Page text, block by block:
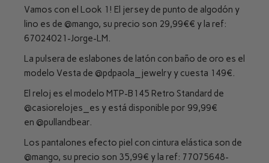
Vamos con el Look 1! El jersey de punto de algodón y
lino es de @mango, su precio son 29,99€€ y la ref:
67024021-Jorge-LM.
La pulsera de eslabones de latón con baño de oro es el
modelo Vesta de @pdpaola_jewelry y cuesta 149€.
El reloj es el modelo MTP-B145 Retro Standard de
@casiorelojes_es y está disponible por 99,99€
en @pullandbear.
Los pantalones efecto piel con cintura elástica son de
@mango, su precio son 35,99€ y la ref: 77075648-